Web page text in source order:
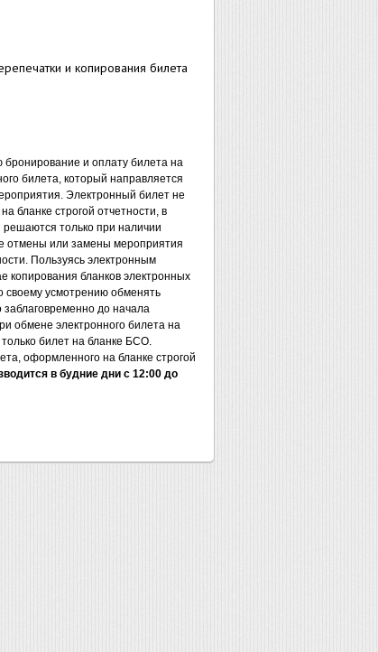
и копирования билета
и оплату билета на
билета, который направляется
Электронный билет не
бланке строгой отчетности, в
только при наличии
отмены или замены мероприятия
Пользуясь электронным
копирования бланков электронных
своему усмотрению обменять
до начала
обмене электронного билета на
билет на бланке БСО.
оформленного на бланке строгой
в будние дни с 12:00 до